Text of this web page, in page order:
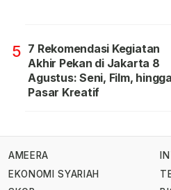
5 7 Rekomendasi Kegiatan
Akhir Pekan di Jakarta 8
Agustus: Seni, Film, hingga
Pasar Kreatif
AMEERA
EKONOMI SYARIAH